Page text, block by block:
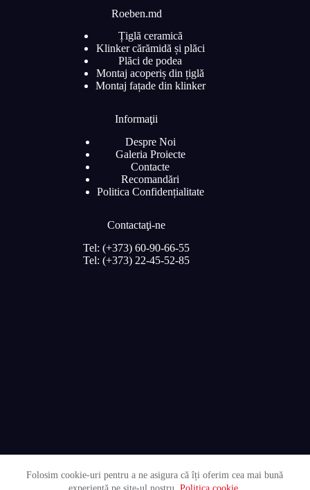
Folosim cookie-uri pentru a ne asigura că îți oferim cea mai bună
Roeben.md
Țiglă ceramică
Klinker cărămidă și plăci
Plăci de podea
Montaj acoperiș din țiglă
Montaj fațade din klinker
Informaţii
Despre Noi
Galeria Proiecte
Contacte
Recomandări
Politica Confidențialitate
Contactaţi-ne
Tel: (+373) 60-90-66-55
Tel: (+373) 22-45-52-85